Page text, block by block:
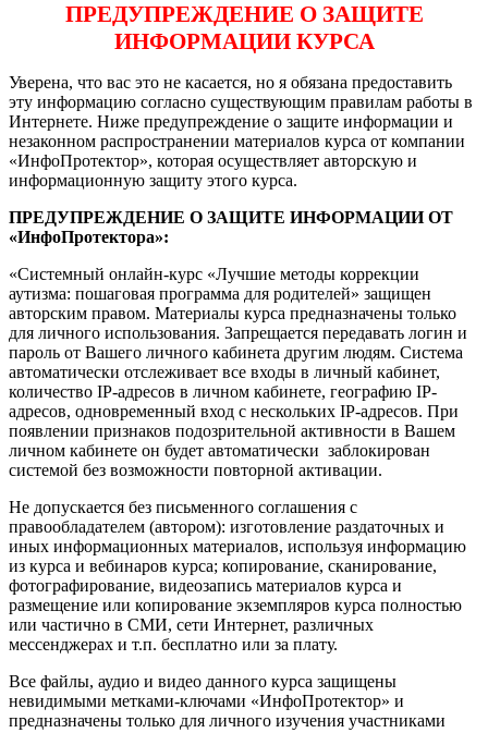
ПРЕДУПРЕЖДЕНИЕ О ЗАЩИТЕ
ИНФОРМАЦИИ КУРСА
Уверена, что вас это не касается, но я обязана предоставить
эту информацию согласно существующим правилам работы в
Интернете. Ниже предупреждение о защите информации и
незаконном распространении материалов курса от компании
«ИнфоПротектор», которая осуществляет авторскую и
информационную защиту этого курса.
ПРЕДУПРЕЖДЕНИЕ О ЗАЩИТЕ ИНФОРМАЦИИ ОТ
«ИнфоПротектора»:
«Системный онлайн-курс «Лучшие методы коррекции
аутизма: пошаговая программа для родителей» защищен
авторским правом. Материалы курса предназначены только
для личного использования. Запрещается передавать логин и
пароль от Вашего личного кабинета другим людям. Система
автоматически отслеживает все входы в личный кабинет,
количество IP-адресов в личном кабинете, географию IP-
адресов, одновременный вход с нескольких IP-адресов. При
появлении признаков подозрительной активности в Вашем
личном кабинете он будет автоматически заблокирован
системой без возможности повторной активации.
Не допускается без письменного соглашения с
правообладателем (автором): изготовление раздаточных и
иных информационных материалов, используя информацию
из курса и вебинаров курса; копирование, сканирование,
фотографирование, видеозапись материалов курса и
размещение или копирование экземпляров курса полностью
или частично в СМИ, сети Интернет, различных
мессенджерах и т.п. бесплатно или за плату.
Все файлы, аудио и видео данного курса защищены
невидимыми метками-ключами «ИнфоПротектор» и
предназначены только для личного изучения участниками